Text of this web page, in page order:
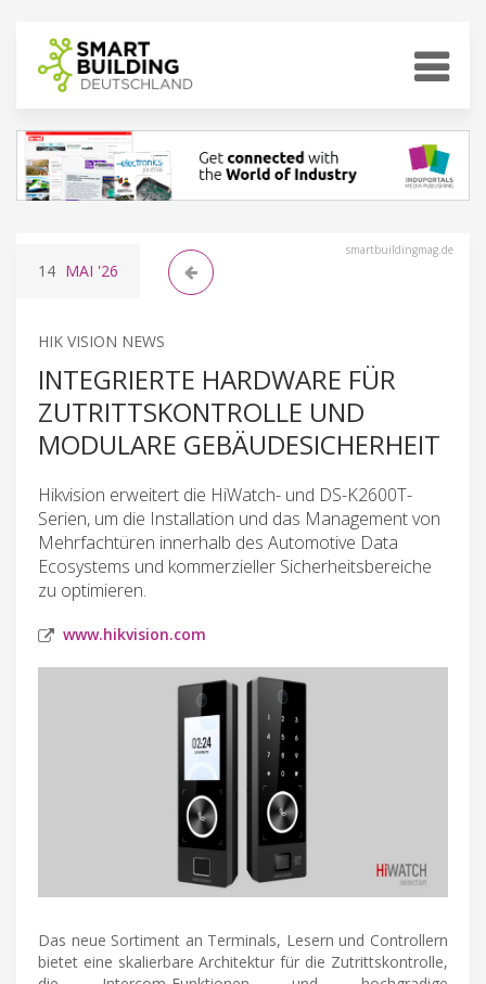
smartbuildingmag.de
14 MAI '26
HIK VISION NEWS
INTEGRIERTE HARDWARE FÜR
ZUTRITTSKONTROLLE UND
MODULARE GEBÄUDESICHERHEIT
Hikvision erweitert die HiWatch- und DS-K2600T-
Serien, um die Installation und das Management von
Mehrfachtüren innerhalb des Automotive Data
Ecosystems und kommerzieller Sicherheitsbereiche
zu optimieren.
www.hikvision.com
Das neue Sortiment an Terminals, Lesern und Controllern
bietet eine skalierbare Architektur für die Zutrittskontrolle,